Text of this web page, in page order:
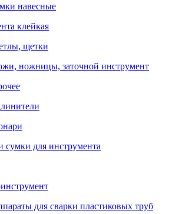
навесные
клейкая
щетки
ножницы, заточной инструмент
для инструмента
для сварки пластиковых труб